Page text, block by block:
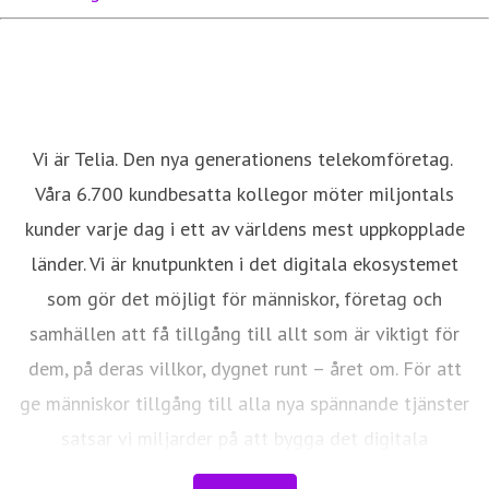
Vi är Telia. Den nya generationens telekomföretag.
Våra 6.700 kundbesatta kollegor möter miljontals
kunder varje dag i ett av världens mest uppkopplade
länder. Vi är knutpunkten i det digitala ekosystemet
som gör det möjligt för människor, företag och
samhällen att få tillgång till allt som är viktigt för
dem, på deras villkor, dygnet runt – året om. För att
ge människor tillgång till alla nya spännande tjänster
satsar vi miljarder på att bygga det digitala
samhället, vi bygger Framtidens nät. Vi har bestämt